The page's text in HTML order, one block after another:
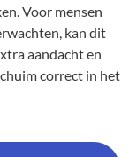
Voor mensen
kan dit
aandacht en
correct in het